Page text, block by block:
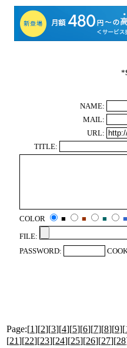
*
NAME:
MAIL:
URL:
TITLE:
COLOR ■ ■ ■
■
FILE:
PASSWORD:
Page:[1][2][3][4][5][6][7][8][9][
[21][22][23][24][25][26][27][28